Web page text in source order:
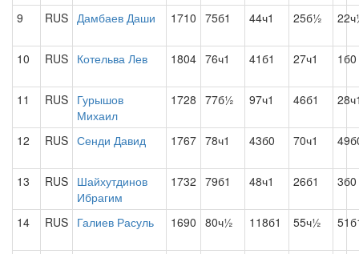
9 RUS Дамбаев Даши 1710 75б1 44ч1 25б½
10 RUS Котельва Лев 1804 76ч1 41б1 27ч1 1б0
11 RUS Гурышов
Михаил
1728 77б½ 97ч1 46б1
12 RUS Сенди Давид 1767 78ч1 43б0 70ч1
13 RUS Шайхутдинов
Ибрагим
1732 79б1 48ч1 26б1 3б0
14 RUS Галиев Расуль 1690 80ч½ 118б1 55ч½